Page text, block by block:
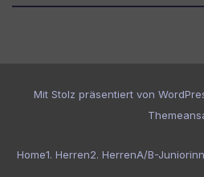
Mit Stolz präsentiert von
Home1. Herren2. HerrenA/B-